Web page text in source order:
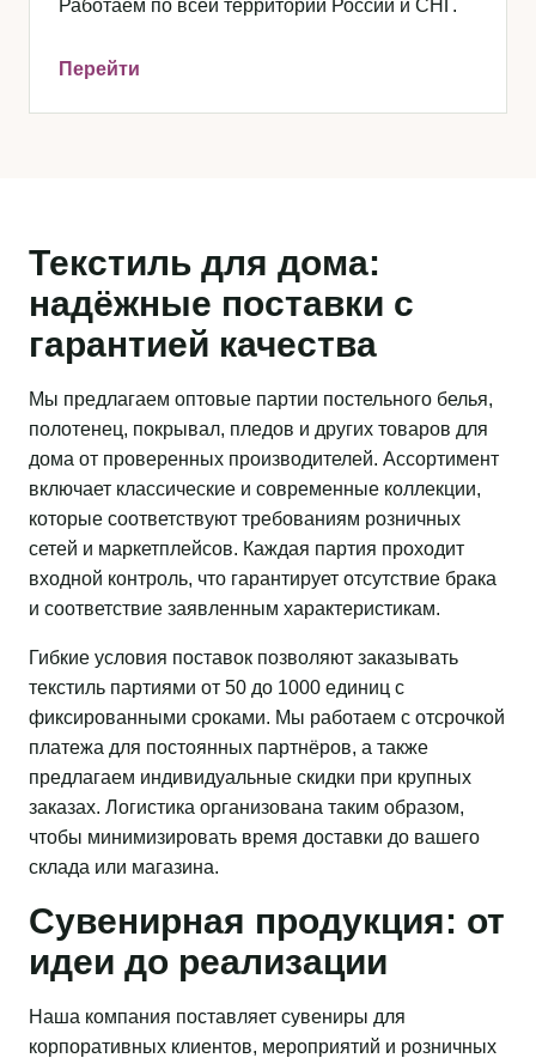
Работаем по всей территории России и СНГ.
Перейти
Текстиль для дома:
надёжные поставки с
гарантией качества
Мы предлагаем оптовые партии постельного белья,
полотенец, покрывал, пледов и других товаров для
дома от проверенных производителей. Ассортимент
включает классические и современные коллекции,
которые соответствуют требованиям розничных
сетей и маркетплейсов. Каждая партия проходит
входной контроль, что гарантирует отсутствие брака
и соответствие заявленным характеристикам.
Гибкие условия поставок позволяют заказывать
текстиль партиями от 50 до 1000 единиц с
фиксированными сроками. Мы работаем с отсрочкой
платежа для постоянных партнёров, а также
предлагаем индивидуальные скидки при крупных
заказах. Логистика организована таким образом,
чтобы минимизировать время доставки до вашего
склада или магазина.
Сувенирная продукция: от
идеи до реализации
Наша компания поставляет сувениры для
корпоративных клиентов, мероприятий и розничных